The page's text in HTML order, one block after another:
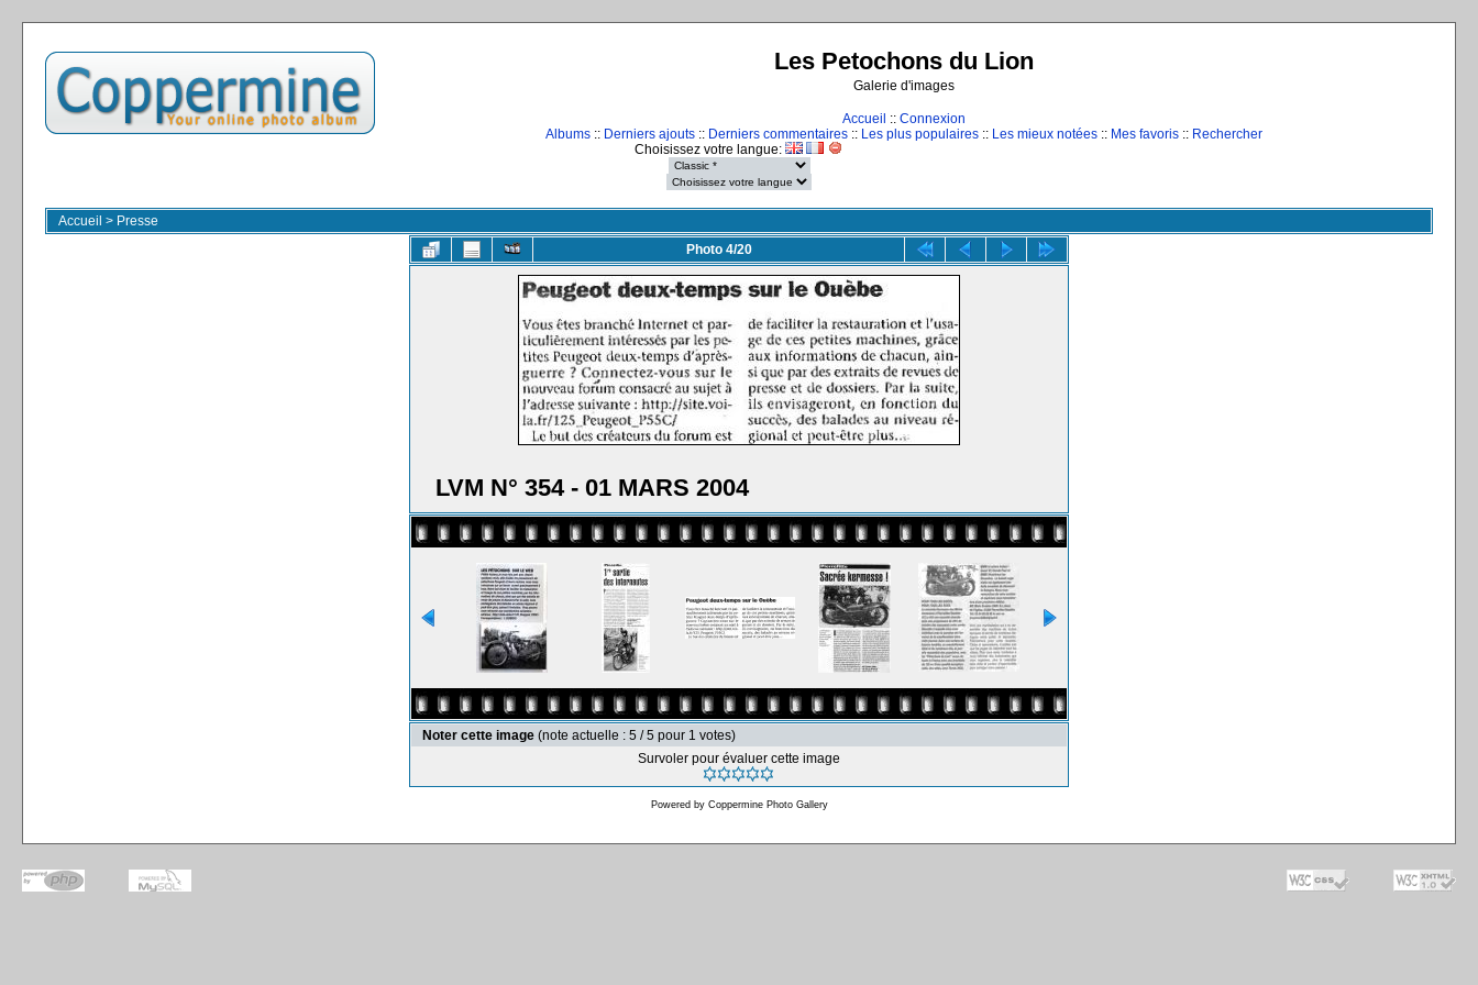
Les Petochons du Lion
Galerie d'images
Accueil :: Connexion
Albums :: Derniers ajouts :: Derniers commentaires :: Les plus populaires :: Les mieux notées :: Mes favoris :: Rechercher
Choisissez votre langue:
Accueil > Presse
Photo 4/20
LVM N° 354 - 01 MARS 2004
Noter cette image (note actuelle : 5 / 5 pour 1 votes)
Survoler pour évaluer cette image
Powered by Coppermine Photo Gallery